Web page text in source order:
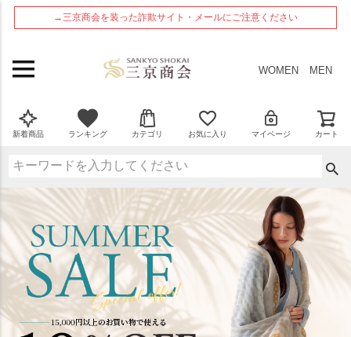
→三京商会を装った詐欺サイト・メールにご注意ください
WOMEN MEN
新着商品 ランキング カテゴリ お気に入り マイページ カート